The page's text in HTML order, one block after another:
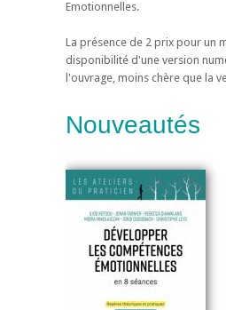
Emotionnelles.
La présence de 2 prix pour un
disponibilité d'une version
l'ouvrage, moins chère que la
Nouveautés